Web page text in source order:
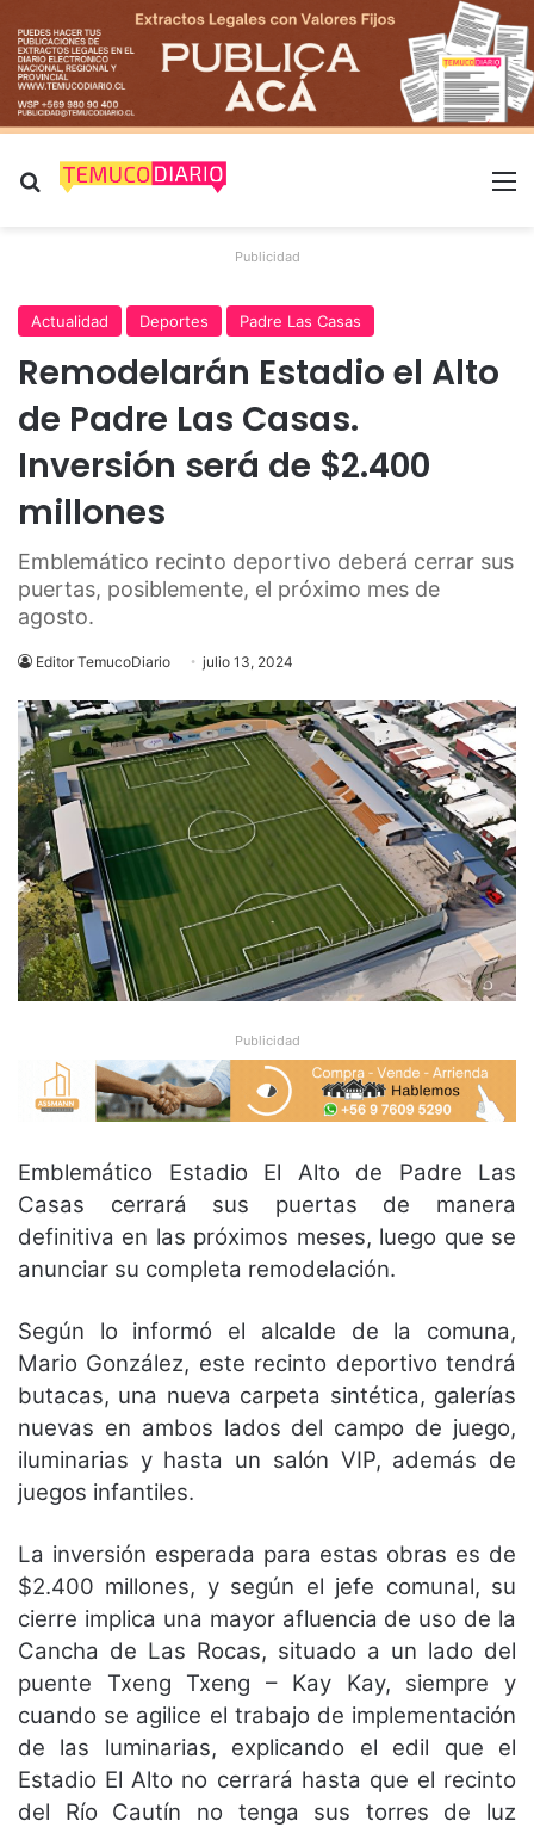
Buscar por
Publicidad
Actualidad Deportes Padre Las Casas
Remodelarán Estadio el Alto
de Padre Las Casas.
Inversión será de $2.400
millones
Emblemático recinto deportivo deberá cerrar sus
puertas, posiblemente, el próximo mes de
agosto.
Editor TemucoDiario julio 13, 2024
Publicidad
Emblemático Estadio El Alto de Padre Las
Casas cerrará sus puertas de manera
definitiva en las próximos meses, luego que se
anunciar su completa remodelación.
Según lo informó el alcalde de la comuna,
Mario González, este recinto deportivo tendrá
butacas, una nueva carpeta sintética, galerías
nuevas en ambos lados del campo de juego,
iluminarias y hasta un salón VIP, además de
juegos infantiles.
La inversión esperada para estas obras es de
$2.400 millones, y según el jefe comunal, su
cierre implica una mayor afluencia de uso de la
Cancha de Las Rocas, situado a un lado del
puente Txeng Txeng – Kay Kay, siempre y
cuando se agilice el trabajo de implementación
de las luminarias, explicando el edil que el
Estadio El Alto no cerrará hasta que el recinto
del Río Cautín no tenga sus torres de luz